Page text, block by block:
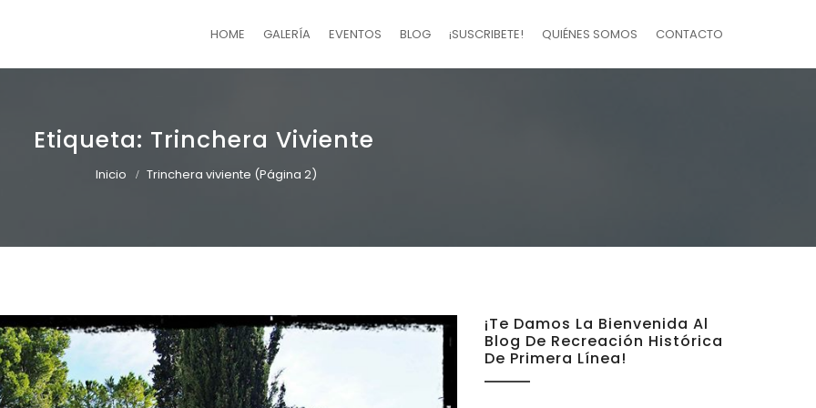
HOME GALERÍA EVENTOS BLOG ¡SUSCRIBETE! QUIÉNES SOMOS CONTACTO
Etiqueta: Trinchera Viviente
Inicio Trinchera viviente (Página 2)
¡Te Damos La Bienvenida Al
Blog De Recreación Histórica
De Primera Línea!